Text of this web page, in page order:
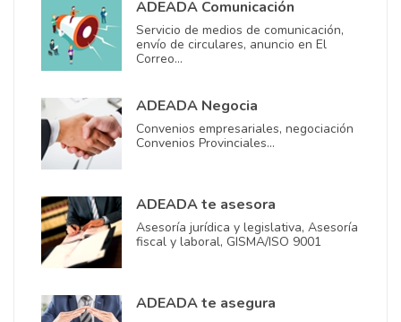
ADEADA Comunicación
Servicio de medios de comunicación,
envío de circulares, anuncio en El
Correo…
ADEADA Negocia
Convenios empresariales, negociación
Convenios Provinciales…
ADEADA te asesora
Asesoría jurídica y legislativa, Asesoría
fiscal y laboral, GISMA/ISO 9001
ADEADA te asegura